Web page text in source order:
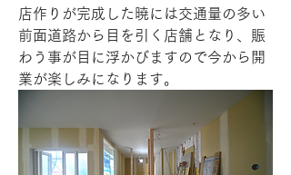
店作りが完成した暁には交通量の多い
前面道路から目を引く店舗となり、賑
わう事が目に浮かびますので今から開
業が楽しみになります。